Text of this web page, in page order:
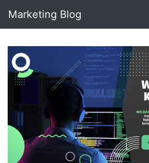
Marketing Blog